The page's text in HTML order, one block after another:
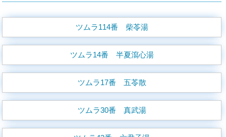
ツムラ114番 柴苓湯
ツムラ14番 半夏瀉心湯
ツムラ17番 五苓散
ツムラ30番 真武湯